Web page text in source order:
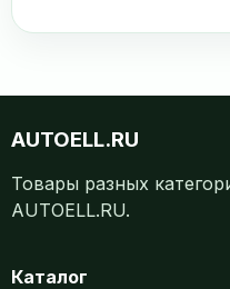
AUTOELL.RU
Товары разных
AUTOELL.RU.
Каталог